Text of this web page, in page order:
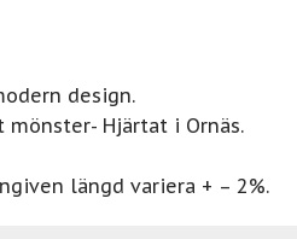
design.
Hjärtat i Ornäs.
längd variera + – 2%.